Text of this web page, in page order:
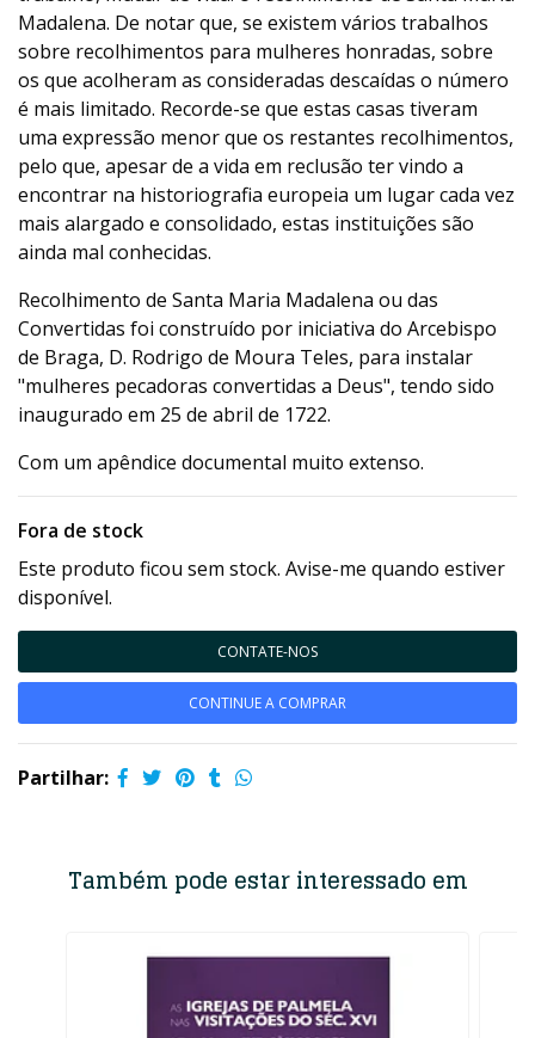
Madalena. De notar que, se existem vários trabalhos
sobre recolhimentos para mulheres honradas, sobre
os que acolheram as consideradas descaídas o número
é mais limitado. Recorde-se que estas casas tiveram
uma expressão menor que os restantes recolhimentos,
pelo que, apesar de a vida em reclusão ter vindo a
encontrar na historiografia europeia um lugar cada vez
mais alargado e consolidado, estas instituições são
ainda mal conhecidas.
Recolhimento de Santa Maria Madalena ou das
Convertidas foi construído por iniciativa do Arcebispo
de Braga, D. Rodrigo de Moura Teles, para instalar
"mulheres pecadoras convertidas a Deus", tendo sido
inaugurado em 25 de abril de 1722.
Com um apêndice documental muito extenso.
Fora de stock
Este produto ficou sem stock. Avise-me quando estiver
disponível.
CONTATE-NOS
CONTINUE A COMPRAR
Partilhar:
Também pode estar interessado em